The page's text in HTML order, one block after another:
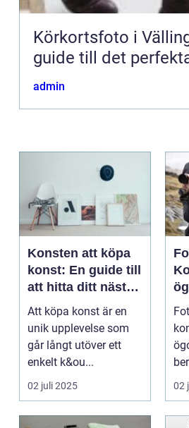
Körkortsfoto i
guide till det
admin
Konsten att köpa
konst: En guide till
att hitta ditt nästa
mästerverk
Att köpa konst är en
unik upplevelse som
går långt utöver ett
enkelt k&ou...
02 juli 2025 02